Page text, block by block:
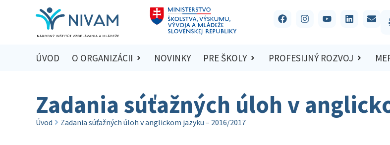
ÚVOD O ORGANIZÁCII NOVINKY PRE ŠKOLY PROFESIJNÝ ROZVOJ
Zadania súťažných úloh v
Úvod Zadania súťažných úloh v anglickom jazyku – 2016/2017